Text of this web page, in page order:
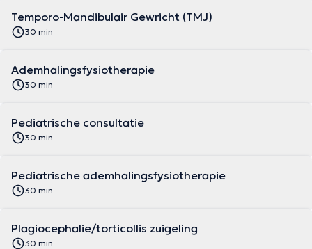
Temporo-Mandibulair Gewricht (TMJ)
30 min
Ademhalingsfysiotherapie
30 min
Pediatrische consultatie
30 min
Pediatrische ademhalingsfysiotherapie
30 min
Plagiocephalie/torticollis zuigeling
30 min